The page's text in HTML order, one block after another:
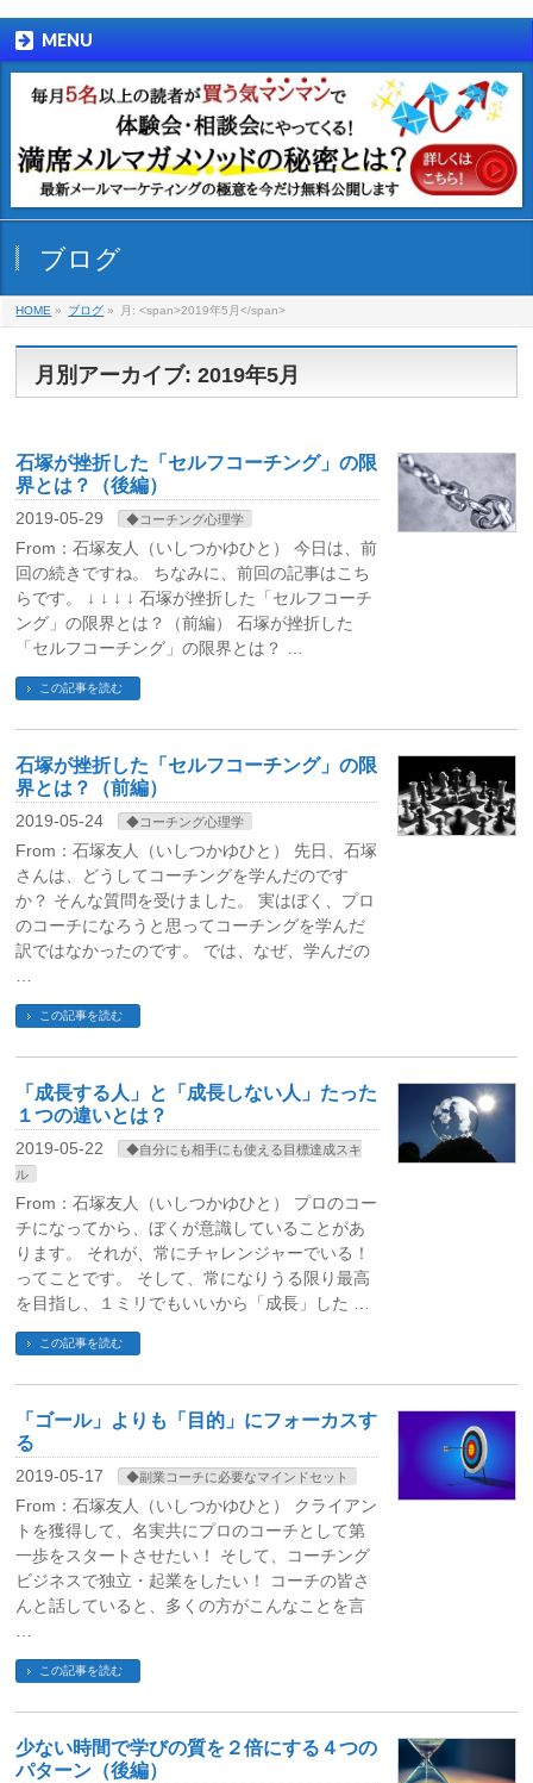
MENU
ブログ
HOME » ブログ » 月: <span>2019年5月</span>
月別アーカイブ: 2019年5月
石塚が挫折した「セルフコーチング」の限
界とは？（後編）
2019-05-29 ◆コーチング心理学
From：石塚友人（いしつかゆひと） 今日は、前
回の続きですね。 ちなみに、前回の記事はこち
らです。 ↓ ↓ ↓ ↓ 石塚が挫折した「セルフコーチ
ング」の限界とは？（前編） 石塚が挫折した
「セルフコーチング」の限界とは？ …
この記事を読む
石塚が挫折した「セルフコーチング」の限
界とは？（前編）
2019-05-24 ◆コーチング心理学
From：石塚友人（いしつかゆひと） 先日、石塚
さんは、どうしてコーチングを学んだのです
か？ そんな質問を受けました。 実はぼく、プロ
のコーチになろうと思ってコーチングを学んだ
訳ではなかったのです。 では、なぜ、学んだの
この記事を読む
「成長する人」と「成長しない人」たった
１つの違いとは？
2019-05-22
◆自分にも相手にも使える目標達成スキ
ル
From：石塚友人（いしつかゆひと） プロのコー
チになってから、ぼくが意識していることがあ
ります。 それが、常にチャレンジャーでいる！
ってことです。 そして、常になりうる限り最高
を目指し、１ミリでもいいから「成長」した …
この記事を読む
「ゴール」よりも「目的」にフォーカスす
る
2019-05-17 ◆副業コーチに必要なマインドセット
From：石塚友人（いしつかゆひと） クライアン
トを獲得して、名実共にプロのコーチとして第
一歩をスタートさせたい！ そして、コーチング
ビジネスで独立・起業をしたい！ コーチの皆さ
んと話していると、多くの方がこんなことを言
この記事を読む
少ない時間で学びの質を２倍にする４つの
パターン（後編）